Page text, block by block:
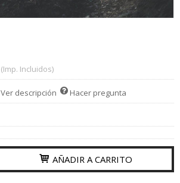
(Imp. Incluidos)
Ver descripción Hacer pregunta
AÑADIR A CARRITO